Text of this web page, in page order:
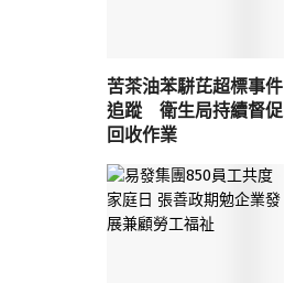
苦茶油苯駢芘超標事件
追蹤 衛生局持續督促
回收作業